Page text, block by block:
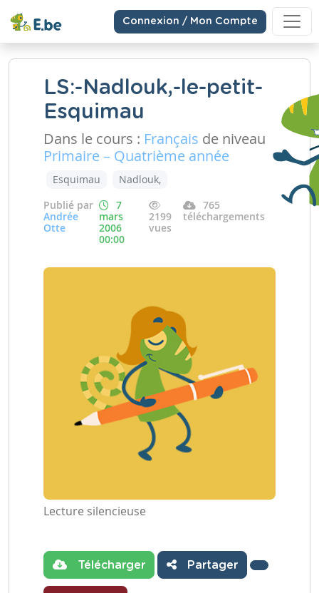
Connexion / Mon Compte
LS:-Nadlouk,-le-petit-
Esquimau
Dans le cours : Français de niveau
Primaire – Quatrième année
Esquimau
Nadlouk,
Publié par
Andrée
Otte
7
mars
2006
00:00
2199
vues
765
téléchargements
Lecture silencieuse
Télécharger Partager